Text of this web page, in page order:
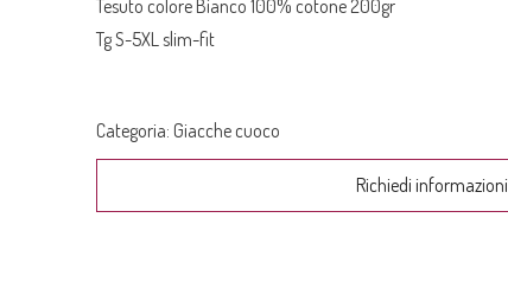
Tesuto colore Bianco 100% cotone 200gr
Tg S-5XL slim-fit
Categoria: Giacche cuoco
Richiedi informazioni